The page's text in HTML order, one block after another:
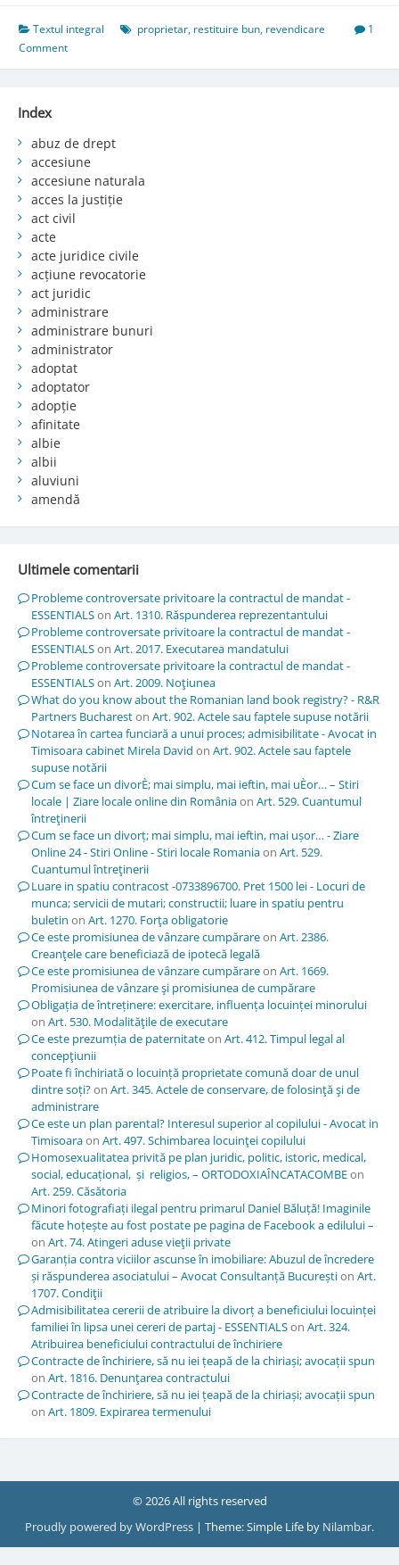
admiterii
în
Textul integral proprietar, restituire bun, revendicare
1
Comment
Index
abuz de drept
accesiune
accesiune naturala
acces la justiție
act civil
acte
acte juridice civile
acțiune revocatorie
act juridic
administrare
administrare bunuri
administrator
adoptat
adoptator
adopție
afinitate
albie
albii
aluviuni
amendă
Ultimele comentarii
Probleme controversate privitoare la contractul de mandat -
ESSENTIALSon Art. 1310. Răspunderea reprezentantului
Probleme controversate privitoare la contractul de mandat -
ESSENTIALSon Art. 2017. Executarea mandatului
Probleme controversate privitoare la contractul de mandat -
ESSENTIALSon Art. 2009. Noţiunea
What do you know about the Romanian land book registry? - R&R
Partners Buchareston Art. 902. Actele sau faptele supuse notării
Notarea în cartea funciară a unui proces; admisibilitate - Avocat in
Timisoara cabinet Mirela David on Art. 902. Actele sau faptele
supuse notării
Cum se face un divorÈ; mai simplu, mai ieftin, mai uÈor… – Stiri
locale | Ziare locale online din Româniaon Art. 529. Cuantumul
întreţinerii
Cum se face un divorț; mai simplu, mai ieftin, mai ușor… - Ziare
Online 24 - Stiri Online - Stiri locale Romaniaon Art. 529.
Cuantumul întreţinerii
Luare in spatiu contracost -0733896700. Pret 1500 lei - Locuri de
munca; servicii de mutari; constructii; luare in spatiu pentru
buletin on Art. 1270. Forţa obligatorie
Ce este promisiunea de vânzare cumpărareon Art. 2386.
Creanţele care beneficiază de ipotecă legală
Ce este promisiunea de vânzare cumpărareon Art. 1669.
Promisiunea de vânzare şi promisiunea de cumpărare
Obligația de întreținere: exercitare, influența locuinței minorului
on Art. 530. Modalităţile de executare
Ce este prezumția de paternitateon Art. 412. Timpul legal al
concepţiunii
Poate fi închiriată o locuință proprietate comună doar de unul
dintre soți?on Art. 345. Actele de conservare, de folosinţă şi de
administrare
Ce este un plan parental? Interesul superior al copilului - Avocat in
Timisoaraon Art. 497. Schimbarea locuinţei copilului
Homosexualitatea privită pe plan juridic, politic, istoric, medical,
social, educațional, și religios, – ORTODOXIAÎNCATACOMBEon
Art. 259. Căsătoria
Minori fotografiați ilegal pentru primarul Daniel Băluță! Imaginile
făcute hoțește au fost postate pe pagina de Facebook a edilului –
on Art. 74. Atingeri aduse vieţii private
Garanția contra viciilor ascunse în imobiliare: Abuzul de încredere
și răspunderea asociatului – Avocat Consultanță Bucureștion Art.
1707. Condiţii
Admisibilitatea cererii de atribuire la divorț a beneficiului locuinței
familiei în lipsa unei cereri de partaj - ESSENTIALSon Art. 324.
Atribuirea beneficiului contractului de închiriere
Contracte de închiriere, să nu iei țeapă de la chiriași; avocații spun
on Art. 1816. Denunţarea contractului
Contracte de închiriere, să nu iei țeapă de la chiriași; avocații spun
on Art. 1809. Expirarea termenului
© 2026 All rights reserved
Proudly powered by WordPress | Theme: Simple Life by Nilambar.